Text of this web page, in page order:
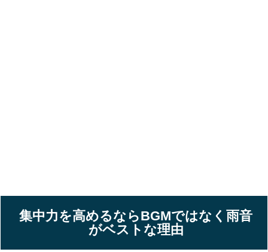
集中力を高めるならBGMではなく雨音
がベストな理由